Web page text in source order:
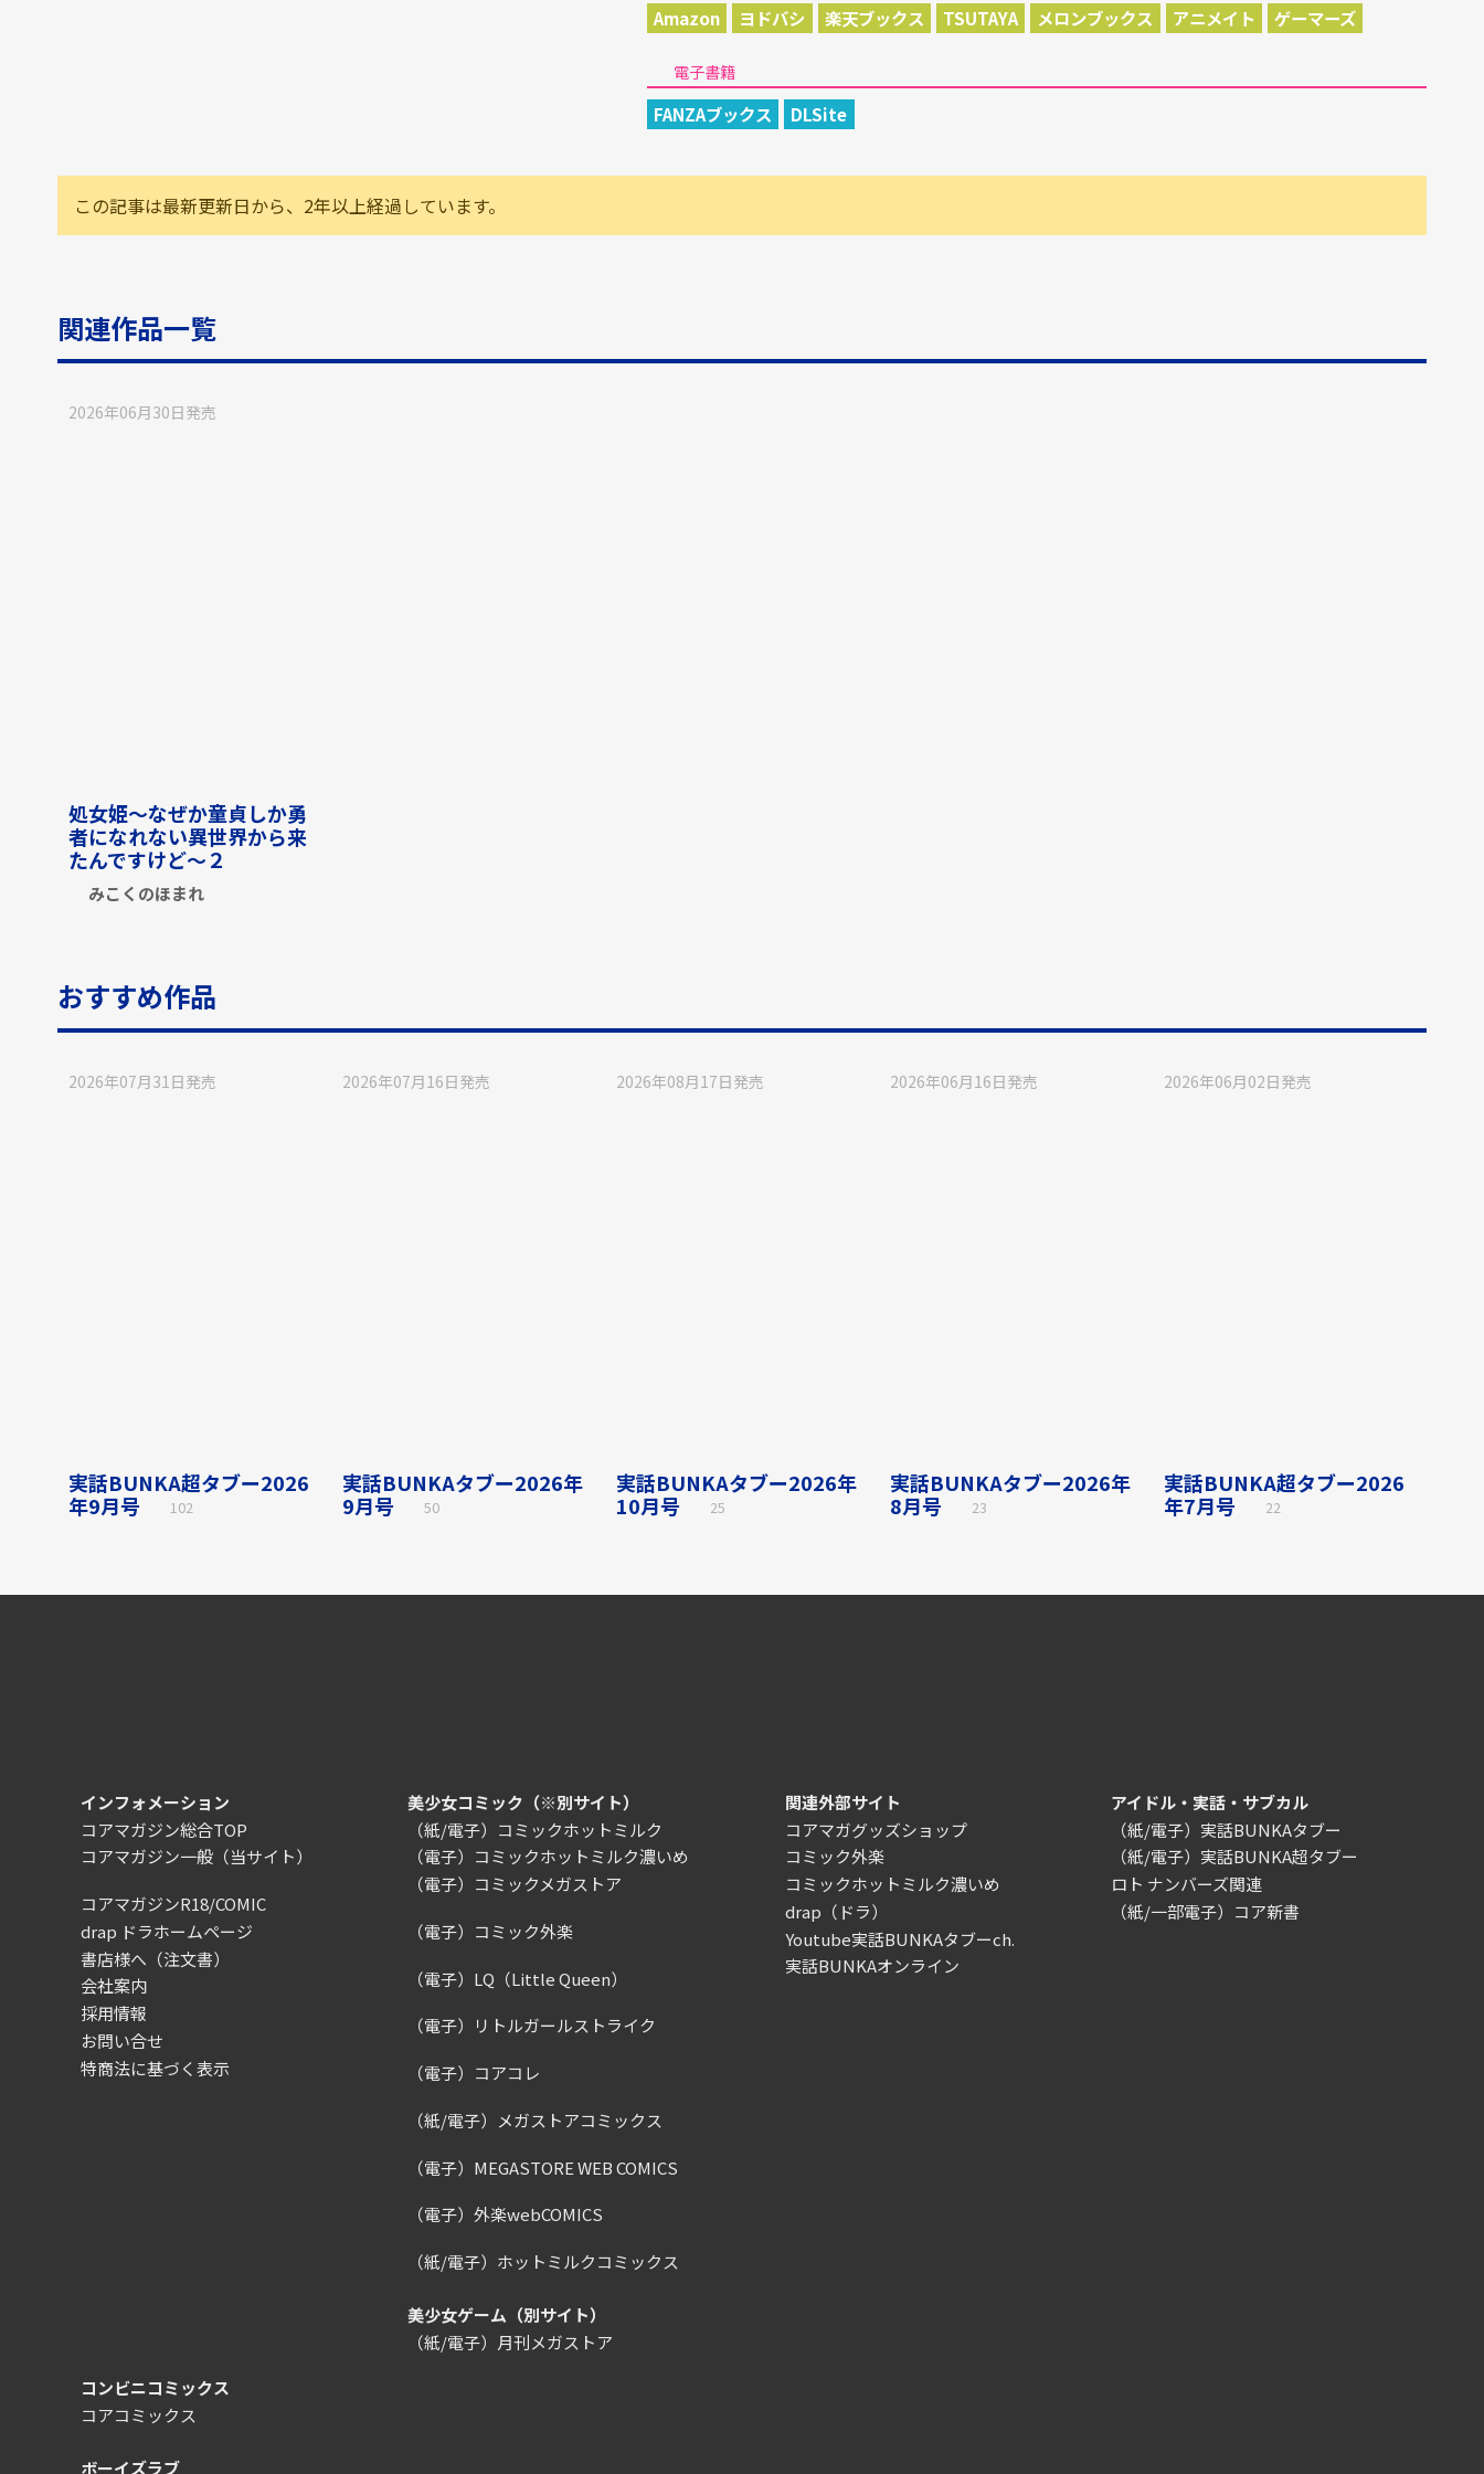
Amazon ヨドバシ 楽天ブックス TSUTAYA メロンブックス アニメイト ゲーマーズ
電子書籍
FANZAブックス DLSite
この記事は最新更新日から、2年以上経過しています。
関連作品一覧
2026年06月30日発売
処女姫～なぜか童貞しか勇
者になれない異世界から来
たんですけど～２
みこくのほまれ
おすすめ作品
2026年07月31日発売
実話BUNKA超タブー2026
年9月号
102
2026年07月16日発売
実話BUNKAタブー2026年
9月号
50
2026年08月17日発売
実話BUNKAタブー2026年
10月号
25
2026年06月16日発売
実話BUNKAタブー2026年
8月号
23
2026年06月02日発売
実話BUNKA超タブー2026
年7月号
22
インフォメーション
コアマガジン総合TOP
コアマガジン一般（当サイト）
コアマガジンR18/COMIC
drap ドラホームページ
書店様へ（注文書）
会社案内
採用情報
お問い合せ
特商法に基づく表示
美少女コミック（※別サイト）
（紙/電子）コミックホットミルク
（電子）コミックホットミルク濃いめ
（電子）コミックメガストア
（電子）コミック外楽
（電子）LQ（Little Queen）
（電子）リトルガールストライク
（電子）コアコレ
（紙/電子）メガストアコミックス
（電子）MEGASTORE WEB COMICS
（電子）外楽webCOMICS
（紙/電子）ホットミルクコミックス
美少女ゲーム（別サイト）
（紙/電子）月刊メガストア
関連外部サイト
コアマガグッズショップ
コミック外楽
コミックホットミルク濃いめ
drap（ドラ）
Youtube実話BUNKAタブーch.
実話BUNKAオンライン
アイドル・実話・サブカル
（紙/電子）実話BUNKAタブー
（紙/電子）実話BUNKA超タブー
ロト ナンバーズ関連
（紙/一部電子）コア新書
コンビニコミックス
コアコミックス
ボーイズラブ